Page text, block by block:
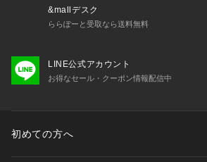
&mallデスク
ららぽーと受取なら送料無料
LINE公式アカウント
お得なセール・クーポン情報配信中
初めての方へ